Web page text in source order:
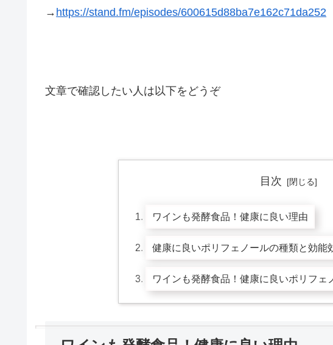
→ https://stand.fm/episodes/600615d88ba7e162c71da252
文章で確認したい人は以下をどうぞ
目次
ワインも発酵食品！健康に良い理由
健康に良いポリフェノールの種類と効能
ワインも発酵食品！健康に良いポリフェ